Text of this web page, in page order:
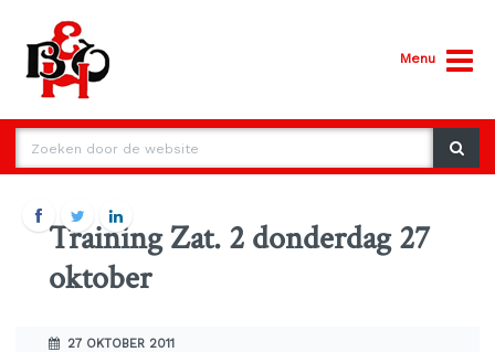
Menu
Training Zat. 2 donderdag 27
oktober
27 OKTOBER 2011